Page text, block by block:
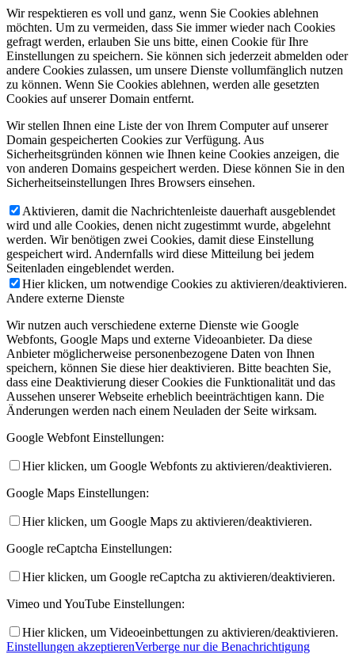
Wir respektieren es voll und ganz, wenn Sie Cookies ablehnen
möchten. Um zu vermeiden, dass Sie immer wieder nach Cookies
gefragt werden, erlauben Sie uns bitte, einen Cookie für Ihre
Einstellungen zu speichern. Sie können sich jederzeit abmelden oder
andere Cookies zulassen, um unsere Dienste vollumfänglich nutzen
zu können. Wenn Sie Cookies ablehnen, werden alle gesetzten
Cookies auf unserer Domain entfernt.
Wir stellen Ihnen eine Liste der von Ihrem Computer auf unserer
Domain gespeicherten Cookies zur Verfügung. Aus
Sicherheitsgründen können wie Ihnen keine Cookies anzeigen, die
von anderen Domains gespeichert werden. Diese können Sie in den
Sicherheitseinstellungen Ihres Browsers einsehen.
Aktivieren, damit die Nachrichtenleiste dauerhaft ausgeblendet
wird und alle Cookies, denen nicht zugestimmt wurde, abgelehnt
werden. Wir benötigen zwei Cookies, damit diese Einstellung
gespeichert wird. Andernfalls wird diese Mitteilung bei jedem
Seitenladen eingeblendet werden.
Hier klicken, um notwendige Cookies zu aktivieren/deaktivieren.
Andere externe Dienste
Wir nutzen auch verschiedene externe Dienste wie Google
Webfonts, Google Maps und externe Videoanbieter. Da diese
Anbieter möglicherweise personenbezogene Daten von Ihnen
speichern, können Sie diese hier deaktivieren. Bitte beachten Sie,
dass eine Deaktivierung dieser Cookies die Funktionalität und das
Aussehen unserer Webseite erheblich beeinträchtigen kann. Die
Änderungen werden nach einem Neuladen der Seite wirksam.
Google Webfont Einstellungen:
Hier klicken, um Google Webfonts zu aktivieren/deaktivieren.
Google Maps Einstellungen:
Hier klicken, um Google Maps zu aktivieren/deaktivieren.
Google reCaptcha Einstellungen:
Hier klicken, um Google reCaptcha zu aktivieren/deaktivieren.
Vimeo und YouTube Einstellungen:
Hier klicken, um Videoeinbettungen zu aktivieren/deaktivieren.
Einstellungen akzeptierenVerberge nur die Benachrichtigung